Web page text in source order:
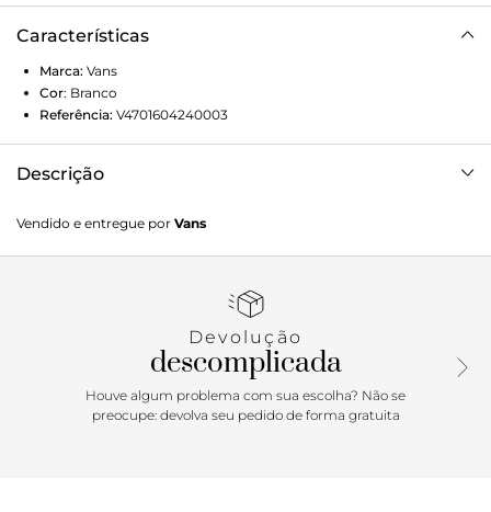
Características
Marca: Vans
Cor: Branco
Referência: V4701604240003
Descrição
logo Vans aplicado na altura do peito.
Vendido e entregue por Vans
Devolução
descomplicada
Houve algum problema com sua escolha? Não se
preocupe: devolva seu pedido de forma gratuita